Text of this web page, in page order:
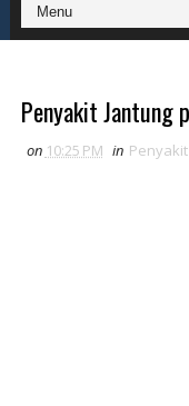
Penyakit Jantung
on 10:25 PM in